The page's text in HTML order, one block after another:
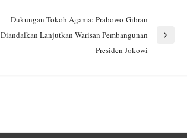
Dukungan Tokoh Agama: Prabowo-Gibran
Diandalkan Lanjutkan Warisan Pembangunan
Presiden Jokowi